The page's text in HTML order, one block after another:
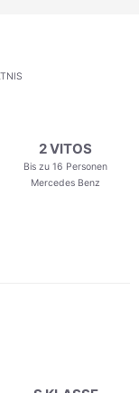
2 VITOS
Bis zu 16 Personen
Mercedes Benz